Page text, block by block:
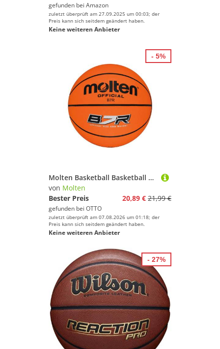
gefunden bei Amazon
zuletzt überprüft am 27.09.2025 um 00:03; der
Preis kann sich seitdem geändert haben.
Keine weiteren Anbieter
Molten Basketball Basketball B7R
von Molten
Bester Preis
20,89 € 21,99 €
gefunden bei OTTO
zuletzt überprüft am 07.08.2026 um 01:18; der
Preis kann sich seitdem geändert haben.
Keine weiteren Anbieter
- 5%
- 27%